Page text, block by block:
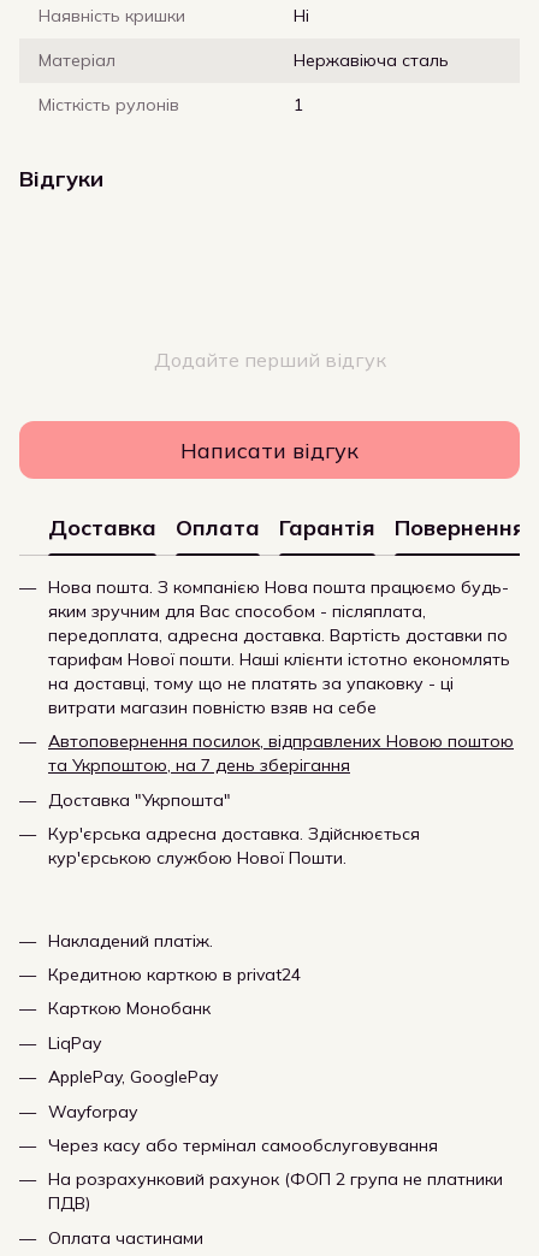
Наявність кришки Ні
Матеріал Нержавіюча сталь
Місткість рулонів 1
Відгуки
Додайте перший відгук
Написати відгук
Доставка Оплата Гарантія Повернення
Нова пошта. З компанією Нова пошта працюємо будь-
яким зручним для Вас способом - післяплата,
передоплата, адресна доставка. Вартість доставки по
тарифам Нової пошти. Наші клієнти істотно економлять
на доставці, тому що не платять за упаковку - ці
витрати магазин повністю взяв на себе
Автоповернення посилок, відправлених Новою поштою
та Укрпоштою, на 7 день зберігання
Доставка "Укрпошта"
Кур'єрська адресна доставка. Здійснюється
кур'єрською службою Нової Пошти.
Накладений платіж.
Кредитною карткою в privat24
Карткою Монобанк
LiqPay
ApplePay, GooglePay
Wayforpay
Через касу або термінал самообслуговування
На розрахунковий рахунок (ФОП 2 група не платники
ПДВ)
Оплата частинами